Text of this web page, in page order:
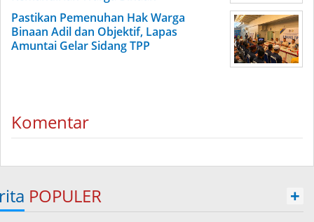
Pastikan Pemenuhan Hak Warga
Binaan Adil dan Objektif, Lapas
Amuntai Gelar Sidang TPP
Komentar
POPULER +